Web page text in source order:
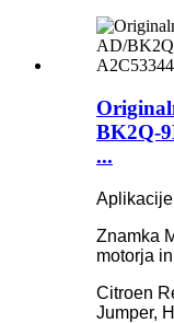
BK2Q-
...
Aplikacije
Znamka
motorja
Citroen
Jumper,